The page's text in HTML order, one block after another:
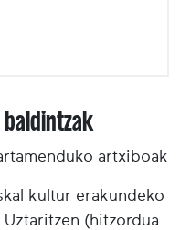
artxiboak
kultur erakundeko
(hitzordua